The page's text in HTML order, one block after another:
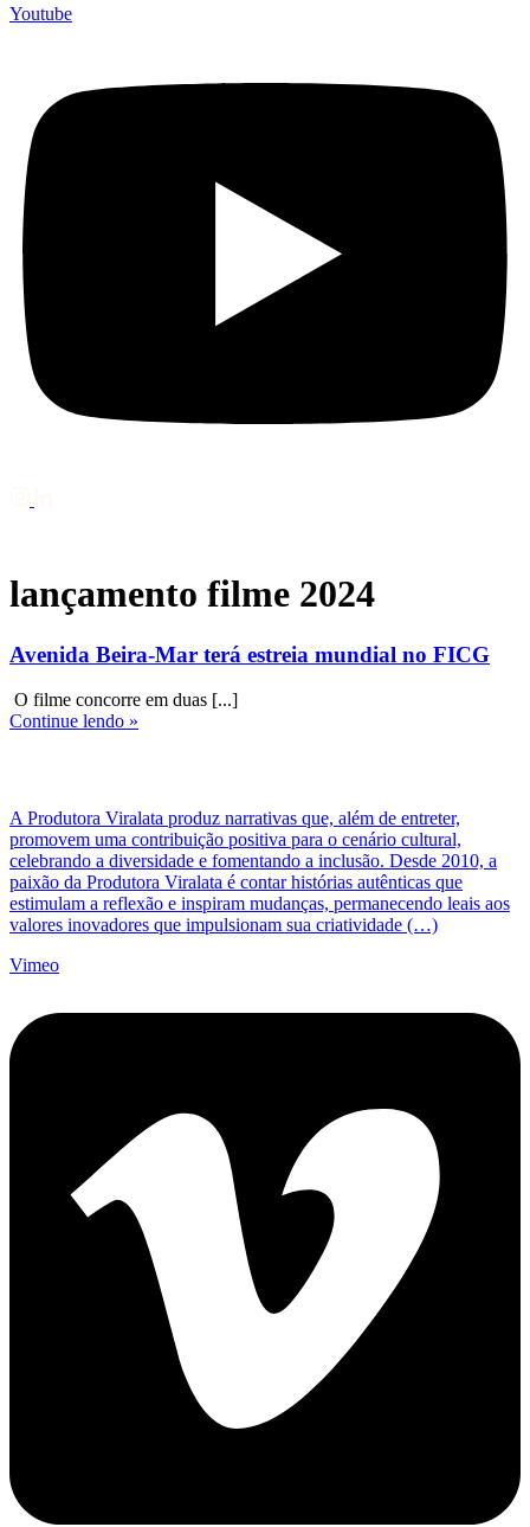
Youtube
lançamento filme 2024
Avenida Beira-Mar terá estreia mundial no FICG
O filme concorre em duas [...]
Continue lendo »
A Produtora Viralata produz narrativas que, além de entreter,
promovem uma contribuição positiva para o cenário cultural,
celebrando a diversidade e fomentando a inclusão. Desde 2010, a
paixão da Produtora Viralata é contar histórias autênticas que
estimulam a reflexão e inspiram mudanças, permanecendo leais aos
valores inovadores que impulsionam sua criatividade (…)
Vimeo